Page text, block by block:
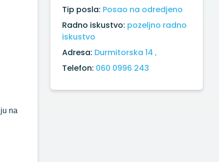
na
Tip posla: Posao na odredjeno
Radno iskustvo: pozeljno radno
iskustvo
Adresa: Durmitorska 14 ,
Telefon: 060 0996 243